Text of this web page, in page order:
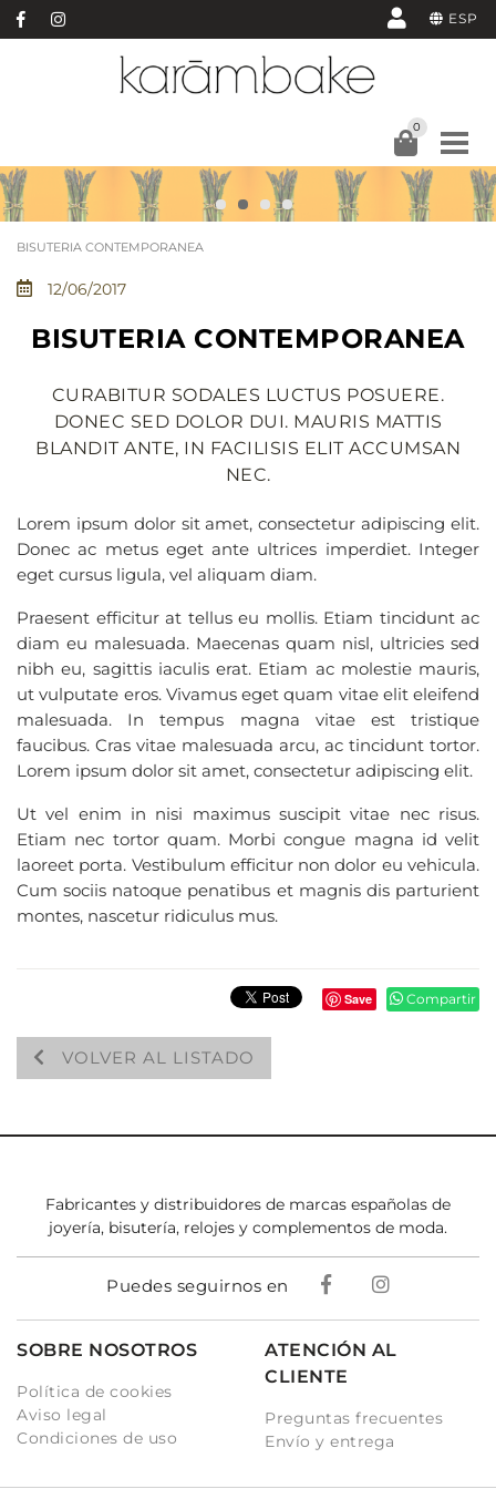
ESP
0
BISUTERIA CONTEMPORANEA
12/06/2017
BISUTERIA CONTEMPORANEA
CURABITUR SODALES LUCTUS POSUERE.
DONEC SED DOLOR DUI. MAURIS MATTIS
BLANDIT ANTE, IN FACILISIS ELIT ACCUMSAN
NEC.
Lorem ipsum dolor sit amet, consectetur adipiscing elit.
Donec ac metus eget ante ultrices imperdiet. Integer
eget cursus ligula, vel aliquam diam.
Praesent efficitur at tellus eu mollis. Etiam tincidunt ac
diam eu malesuada. Maecenas quam nisl, ultricies sed
nibh eu, sagittis iaculis erat. Etiam ac molestie mauris,
ut vulputate eros. Vivamus eget quam vitae elit eleifend
malesuada. In tempus magna vitae est tristique
faucibus. Cras vitae malesuada arcu, ac tincidunt tortor.
Lorem ipsum dolor sit amet, consectetur adipiscing elit.
Ut vel enim in nisi maximus suscipit vitae nec risus.
Etiam nec tortor quam. Morbi congue magna id velit
laoreet porta. Vestibulum efficitur non dolor eu vehicula.
Cum sociis natoque penatibus et magnis dis parturient
montes, nascetur ridiculus mus.
Save Compartir
VOLVER AL LISTADO
Fabricantes y distribuidores de marcas españolas de
joyería, bisutería, relojes y complementos de moda.
Puedes seguirnos en
SOBRE NOSOTROS
Política de cookies
Aviso legal
Condiciones de uso
ATENCIÓN AL
CLIENTE
Preguntas frecuentes
Envío y entrega